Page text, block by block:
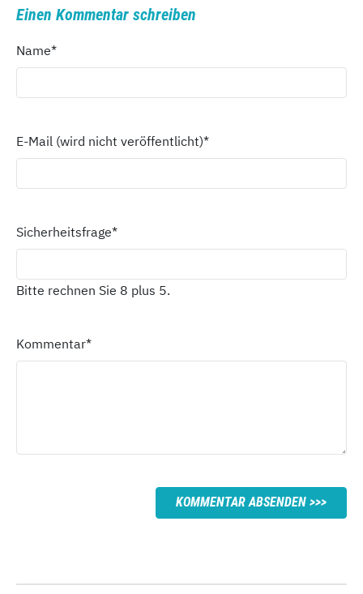
Einen Kommentar schreiben
Name*
E-Mail (wird nicht veröffentlicht)*
Sicherheitsfrage*
Bitte rechnen Sie 8 plus 5.
Kommentar*
KOMMENTAR ABSENDEN